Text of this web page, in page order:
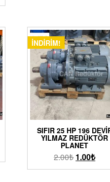
İNDIRIM!
SIFIR 25 HP 196
YILMAZ REDÜKTÖR
PLANET
2.00₺ 1.00₺